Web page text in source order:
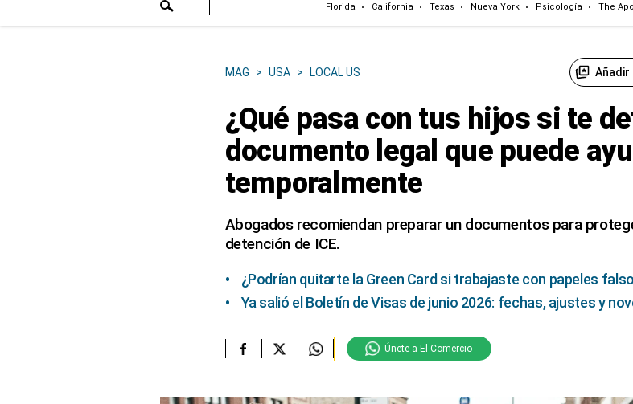
Florida California Texas Nueva York Psicología The
MAG > USA > LOCAL US Añadir
¿Qué pasa con tus hijos si te
documento legal que puede
temporalmente
Abogados recomiendan preparar un documentos para
detención de ICE.
¿Podrían quitarte la Green Card si trabajaste con papeles
Ya salió el Boletín de Visas de junio 2026: fechas, ajustes y
Únete a El Comercio